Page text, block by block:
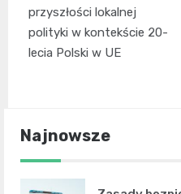
przyszłości lokalnej
polityki w kontekście 20-
lecia Polski w UE
Najnowsze